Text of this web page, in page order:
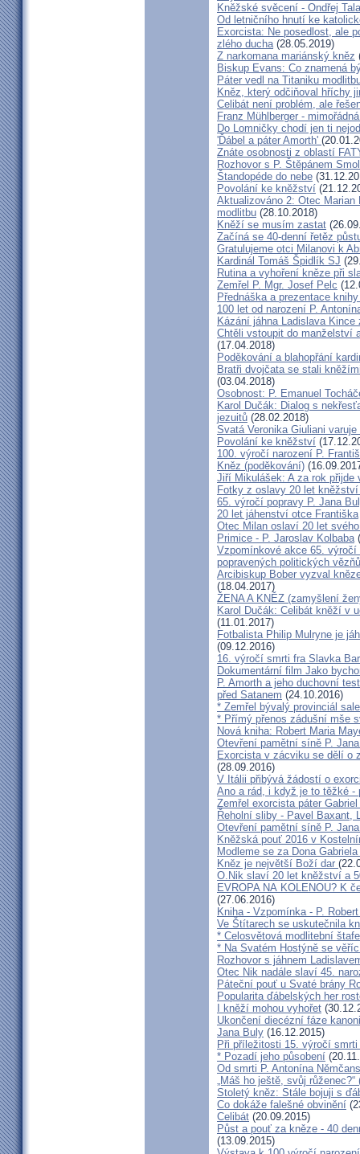
Kněžské svěcení - Ondřej
Od letničního hnutí ke
Exorcista: Ne posedlost, ale
zlého ducha(28.05.2019)
Z narkomana mariánský kněz
Biskup Evans: Co znamená
Páter vedl na Titaniku
Kněz, který odčiňoval hříchy
Celibát není problém, ale
Franz Mühlberger -
Do Lomničky chodí jen ti
'Ďábel a páter Amorth'
Znáte osobnosti z oblastí
Rozhovor s P. Štěpánem
Štandopéde do nebe
Povolání ke kněžství
Aktualizováno 2: Otec
modlitbu (28.10.2018)
Kněží se musím zastat
Začíná se 40-denní řetěz
Gratulujeme otci Milanovi k
Kardinál Tomáš Špidlík SJ
Rutina a vyhoření kněze při
Zemřel P. Mgr. Josef Pelc
Přednáška a prezentace
100 let od narození P.
Kázání jáhna Ladislava
Chtěli vstoupit do manželství
(17.04.2018)
Poděkování a blahopřání
Bratři dvojčata se stali
(03.04.2018)
Osobnost: P. Emanuel
Karol Dučák: Dialog s
jezuitů (28.02.2018)
Svatá Veronika Giuliani
Povolání ke kněžství
100. výročí narození P.
Kněz (poděkování)
Jiří Mikulášek: A za rok
Fotky z oslavy 20 let
65. výročí popravy P. Jana
20 let jáhenství otce Františka
Otec Milan oslaví 20 let
Primice - P. Jaroslav Kolbaba
Vzpomínkové akce 65.
popravených politických vězňů
Arcibiskup Bober vyzval
(18.04.2017)
ŽENA A KNĚZ (zamyšlení
Karol Dučák: Celibát kněží v
(11.01.2017)
Fotbalista Philip Mulryne je
(09.12.2016)
16. výročí smrti fra Slavka
Dokumentární film Jako
P. Amorth a jeho duchovní
před Satanem (24.10.2016)
* Zemřel bývalý provinciál
* Přímý přenos zádušní mše
Nová kniha: Robert Maria
Otevření pamětní síně P.
Exorcista v zácviku se dělí o
(28.09.2016)
V Itálii přibývá žádostí o
Ano a rád, i když je to těžké -
Zemřel exorcista páter Gabriel
Řeholní sliby - Pavel Baxant,
Otevření pamětní síně P.
Kněžská pouť 2016 v
Modleme se za Dona
Kněz je největší Boží dar
O.Nik slaví 20 let kněžství a
EVROPA NA KOLENOU? K
(27.06.2016)
Kniha - Vzpomínka - P.
Ve Štítarech se uskutečnila
* Celosvětová modlitební
* Na Svatém Hostýně se
Rozhovor s jáhnem
Otec Nik nadále slaví 45.
Páteční pouť u Svaté brány
Popularita ďábelských her
I kněží mohou vyhořet
Ukončení diecézní fáze
Jana Buly (16.12.2015)
Při příležitosti 15. výročí
* Pozadí jeho působení
Od smrti P. Antonína
„Máš ho ještě, svůj
Stoletý kněz: Stále bojuji s
Co dokáže falešné obvinění
Celibát (20.09.2015)
Půst a pouť za kněze - 40
(13.09.2015)